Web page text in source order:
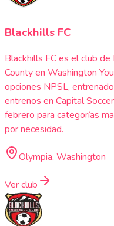
Blackhills FC
Blackhills FC es el club
County en Washington
opciones NPSL,
entrenos en Capital
febrero para categorías
por necesidad.
Olympia, Washington
Ver club